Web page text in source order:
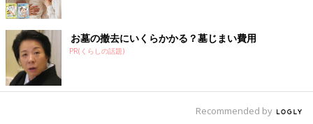
お墓の撤去にいくらかかる？墓じまい費用
PR(くらしの話題)
Recommended by